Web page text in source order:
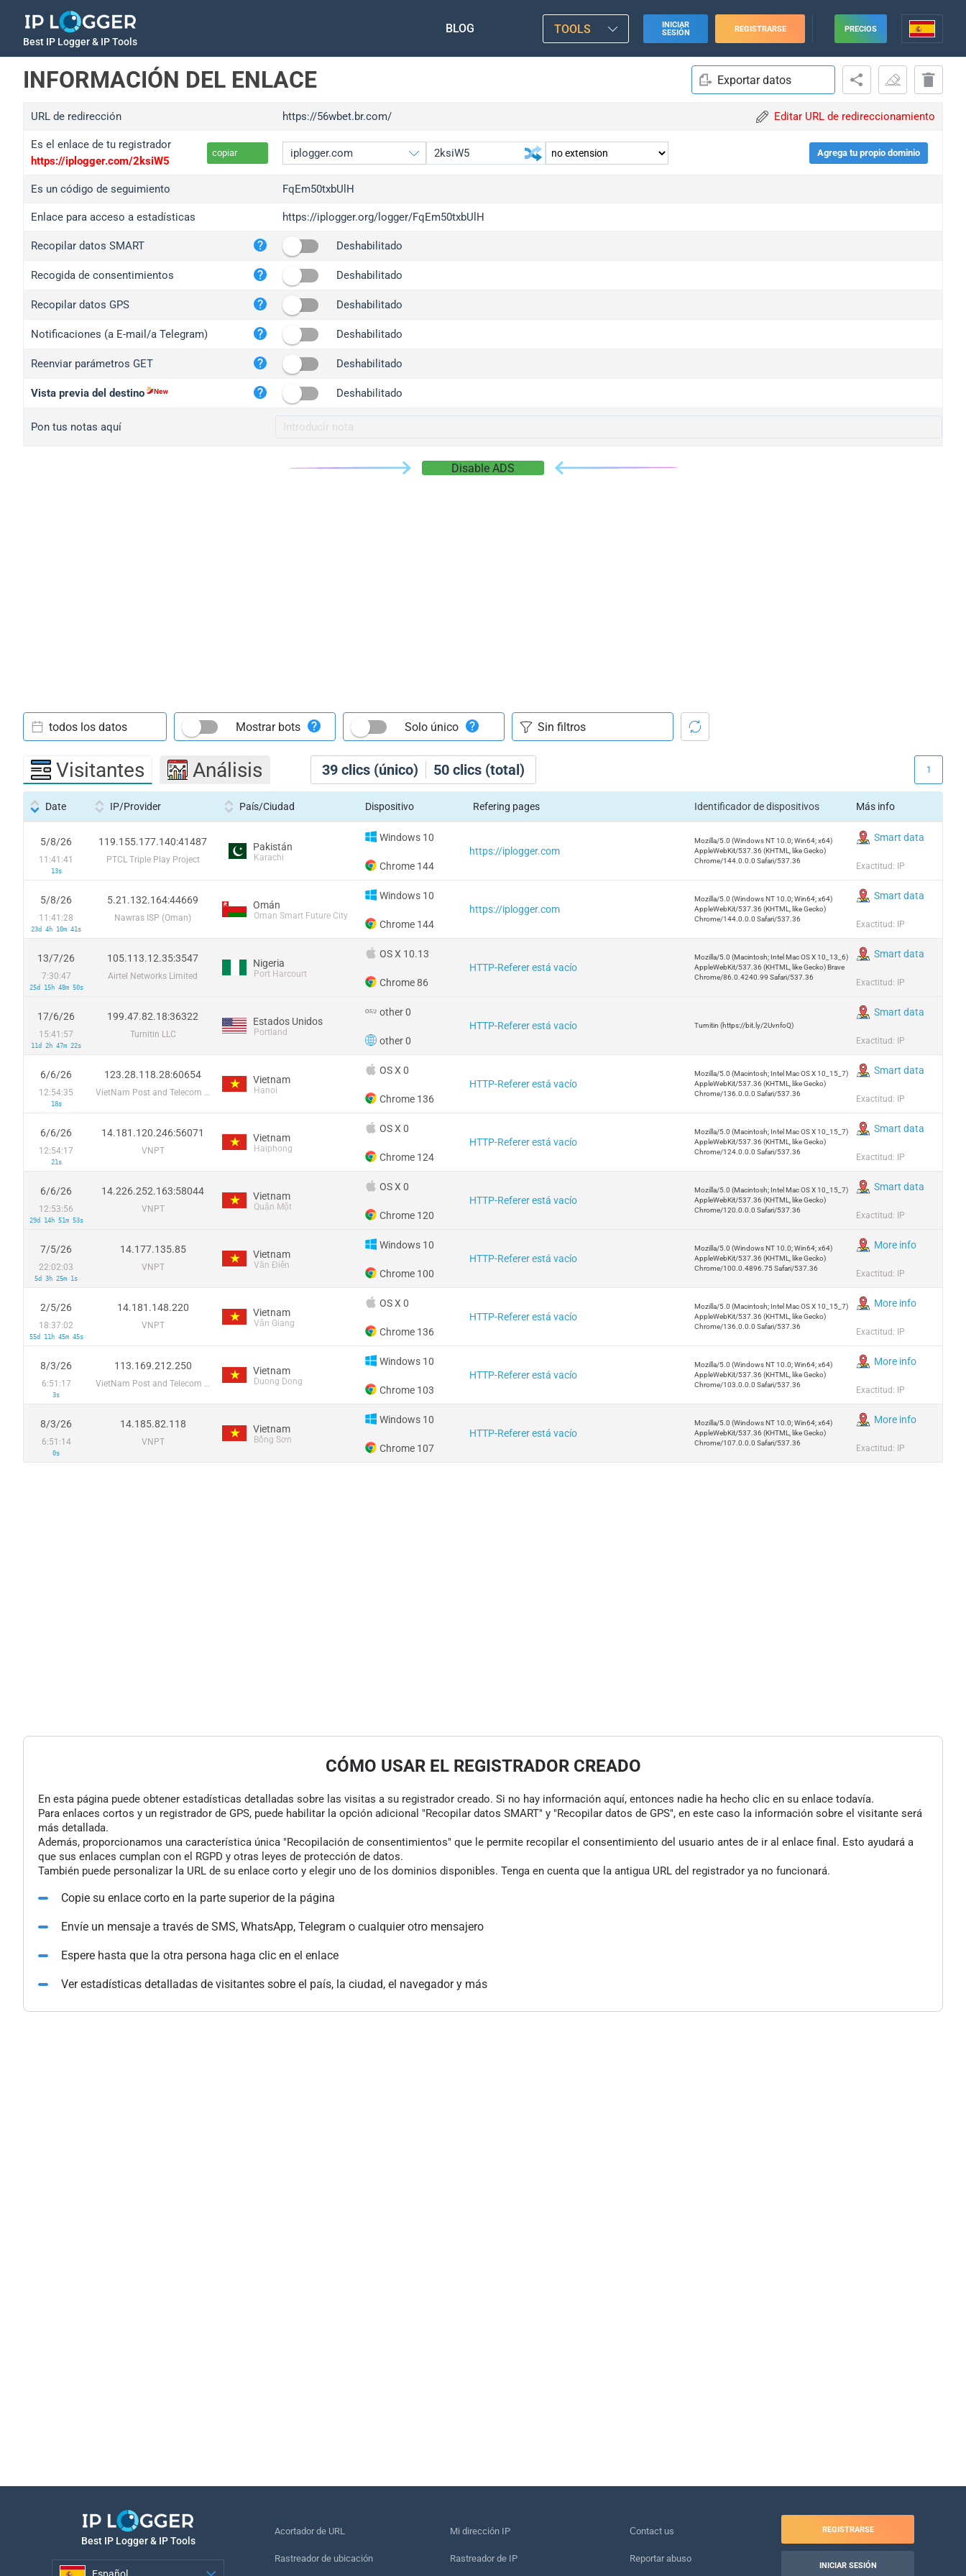
Best IP Logger & IP Tools
BLOG TOOLS
INICIAR
SESIÓN
REGISTRARSE PRECIOS
INFORMACIÓN DEL ENLACE Exportar datos
URL de redirección https://56wbet.br.com/ Editar URL de redireccionamiento
Es el enlace de tu registrador
https://iplogger.com/2ksiW5
copiar
iplogger.org
wl.gl
ed.tc
iplogger.com
iplogger.co
2no.co
yip.su
iplogger.info
Agrega tu propio dominio
Es un código de seguimiento FqEm50txbUlH
Enlace para acceso a estadísticas https://iplogger.org/logger/FqEm50txbUlH
Recopilar datos SMART Deshabilitado
Recogida de consentimientos Deshabilitado
Recopilar datos GPS Deshabilitado
Notificaciones (a E-mail/a Telegram) Deshabilitado
Reenviar parámetros GET Deshabilitado
Vista previa del destino Deshabilitado
Pon tus notas aquí
Disable ADS
39 clics (único) 50 clics (total)
todos los datos Mostrar bots Solo único
Visitantes Análisis 1
Date IP/Provider País/Ciudad Dispositivo Refering pages Identificador de dispositivos Más info
5/8/26
11:41:41
13s
119.155.177.140:41487
PTCL Triple Play Project
Pakistán
Karachi
Windows 10
Chrome 144
https://iplogger.com
Mozilla/5.0 (Windows NT 10.0; Win64; x64)
AppleWebKit/537.36 (KHTML, like Gecko)
Chrome/144.0.0.0 Safari/537.36
Smart data
Exactitud: IP
5/8/26
11:41:28
23d 4h 10m 41s
5.21.132.164:44669
Nawras ISP (Oman)
Omán
Oman Smart Future City
Windows 10
Chrome 144
https://iplogger.com
Mozilla/5.0 (Windows NT 10.0; Win64; x64)
AppleWebKit/537.36 (KHTML, like Gecko)
Chrome/144.0.0.0 Safari/537.36
Smart data
Exactitud: IP
13/7/26
7:30:47
25d 15h 48m 50s
105.113.12.35:3547
Airtel Networks Limited
Nigeria
Port Harcourt
OS X 10.13
Chrome 86
HTTP-Referer está vacío
Mozilla/5.0 (Macintosh; Intel Mac OS X 10_13_6)
AppleWebKit/537.36 (KHTML, like Gecko) Brave
Chrome/86.0.4240.99 Safari/537.36
Smart data
Exactitud: IP
17/6/26
15:41:57
11d 2h 47m 22s
199.47.82.18:36322
Turnitin LLC
Estados Unidos
Portland
other 0
other 0
HTTP-Referer está vacío Turnitin (https://bit.ly/2UvnfoQ)
Smart data
Exactitud: IP
6/6/26
12:54:35
18s
123.28.118.28:60654
VietNam Post and Telecom Corporation
Vietnam
Hanoi
OS X 0
Chrome 136
HTTP-Referer está vacío
Mozilla/5.0 (Macintosh; Intel Mac OS X 10_15_7)
AppleWebKit/537.36 (KHTML, like Gecko)
Chrome/136.0.0.0 Safari/537.36
Smart data
Exactitud: IP
6/6/26
12:54:17
21s
14.181.120.246:56071
VNPT
Vietnam
Haiphong
OS X 0
Chrome 124
HTTP-Referer está vacío
Mozilla/5.0 (Macintosh; Intel Mac OS X 10_15_7)
AppleWebKit/537.36 (KHTML, like Gecko)
Chrome/124.0.0.0 Safari/537.36
Smart data
Exactitud: IP
6/6/26
12:53:56
29d 14h 51m 53s
14.226.252.163:58044
VNPT
Vietnam
Quận Một
OS X 0
Chrome 120
HTTP-Referer está vacío
Mozilla/5.0 (Macintosh; Intel Mac OS X 10_15_7)
AppleWebKit/537.36 (KHTML, like Gecko)
Chrome/120.0.0.0 Safari/537.36
Smart data
Exactitud: IP
7/5/26
22:02:03
5d 3h 25m 1s
14.177.135.85
VNPT
Vietnam
Văn Điển
Windows 10
Chrome 100
HTTP-Referer está vacío
Mozilla/5.0 (Windows NT 10.0; Win64; x64)
AppleWebKit/537.36 (KHTML, like Gecko)
Chrome/100.0.4896.75 Safari/537.36
More info
Exactitud: IP
2/5/26
18:37:02
55d 11h 45m 45s
14.181.148.220
VNPT
Vietnam
Văn Giang
OS X 0
Chrome 136
HTTP-Referer está vacío
Mozilla/5.0 (Macintosh; Intel Mac OS X 10_15_7)
AppleWebKit/537.36 (KHTML, like Gecko)
Chrome/136.0.0.0 Safari/537.36
More info
Exactitud: IP
8/3/26
6:51:17
3s
113.169.212.250
VietNam Post and Telecom Corporation
Vietnam
Duong Dong
Windows 10
Chrome 103
HTTP-Referer está vacío
Mozilla/5.0 (Windows NT 10.0; Win64; x64)
AppleWebKit/537.36 (KHTML, like Gecko)
Chrome/103.0.0.0 Safari/537.36
More info
Exactitud: IP
8/3/26
6:51:14
0s
14.185.82.118
VNPT
Vietnam
Bồng Sơn
Windows 10
Chrome 107
HTTP-Referer está vacío
Mozilla/5.0 (Windows NT 10.0; Win64; x64)
AppleWebKit/537.36 (KHTML, like Gecko)
Chrome/107.0.0.0 Safari/537.36
More info
Exactitud: IP
CÓMO USAR EL REGISTRADOR CREADO
En esta página puede obtener estadísticas detalladas sobre las visitas a su registrador creado. Si no hay información aquí, entonces nadie ha hecho clic en su enlace todavía.
Para enlaces cortos y un registrador de GPS, puede habilitar la opción adicional "Recopilar datos SMART" y "Recopilar datos de GPS", en este caso la información sobre el visitante será
más detallada.
Además, proporcionamos una característica única "Recopilación de consentimientos" que le permite recopilar el consentimiento del usuario antes de ir al enlace final. Esto ayudará a
que sus enlaces cumplan con el RGPD y otras leyes de protección de datos.
También puede personalizar la URL de su enlace corto y elegir uno de los dominios disponibles. Tenga en cuenta que la antigua URL del registrador ya no funcionará.
Copie su enlace corto en la parte superior de la página
Envíe un mensaje a través de SMS, WhatsApp, Telegram o cualquier otro mensajero
Espere hasta que la otra persona haga clic en el enlace
Ver estadísticas detalladas de visitantes sobre el país, la ciudad, el navegador y más
Best IP Logger & IP Tools
Acortador de URL
Rastreador de ubicación
Mi dirección IP
Rastreador de IP
Сontact us
Reportar abuso
REGISTRARSE
INICIAR SESIÓN